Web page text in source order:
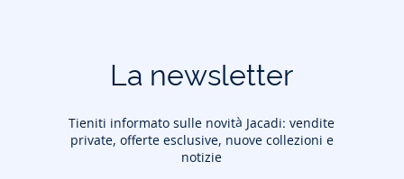
La newsletter
Tieniti informato sulle novità Jacadi: vendite
private, offerte esclusive, nuove collezioni e
notizie